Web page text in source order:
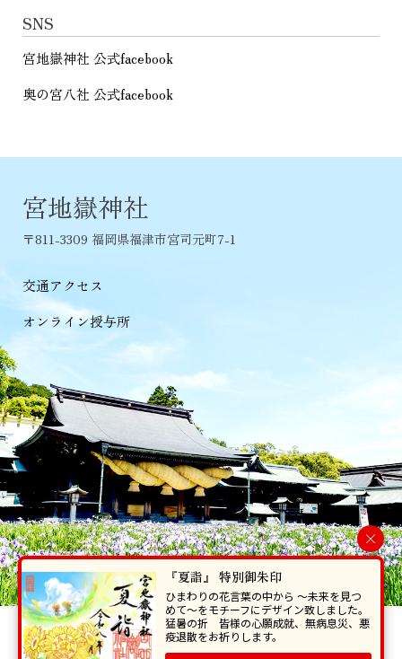
SNS
宮地嶽神社 公式facebook
奥の宮八社 公式facebook
宮地嶽神社
〒811-3309 福岡県福津市宮司元町7-1
交通アクセス
オンライン授与所
当ホームページで掲載の写真・イラスト等を無断で転写･複製することを
禁じます。
×
『夏詣』 特別御朱印
ひまわりの花言葉の中から 〜未来を見つ
めて〜をモチーフにデザイン致しました。
猛暑の折 皆様の心願成就、無病息災、悪
疫退散をお祈りします。